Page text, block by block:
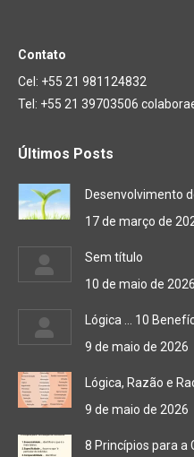
Contato
Cel: +55 21 981124832
Tel: +55 21 39703506
Últimos Posts
Desenvolvimento
17 de março de
Sem título
10 de maio de 2026
Lógica … 10
9 de maio de 2026
Lógica, Razão e
9 de maio de 2026
8 Princípios para a